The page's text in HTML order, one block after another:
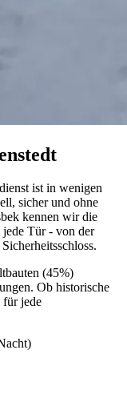
ist in wenigen
sicher und ohne
kennen wir die
jede Tür - von der
(45%)
Ob historische
für jede